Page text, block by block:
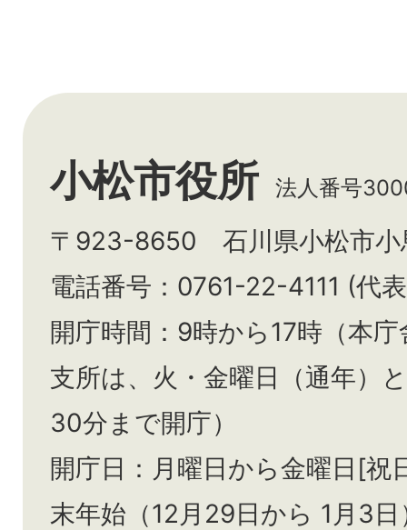
小松市役所 法人番号
〒923-8650 石川県小松市小
電話番号：0761-22-4111 (代
開庁時間：9時から17時（本
支所は、火・金曜日（通年）と
30分まで開庁）
開庁日：月曜日から金曜日[祝
末年始（12月29日から 1月3